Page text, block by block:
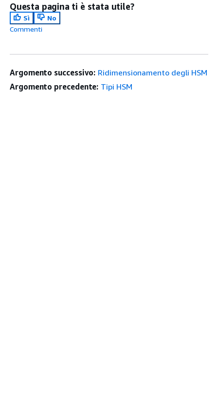
Questa pagina ti è stata utile?
Sì
No
Commenti
Argomento successivo: Ridimensionamento degli HSM
Argomento precedente: Tipi HSM